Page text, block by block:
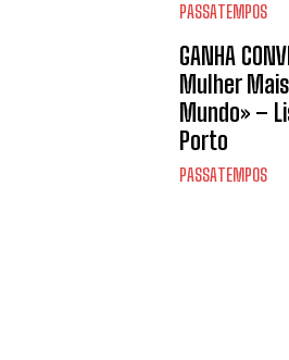
PASSATEMPOS
GANHA
Mulher
Mundo» –
Porto
PASSATEMPOS